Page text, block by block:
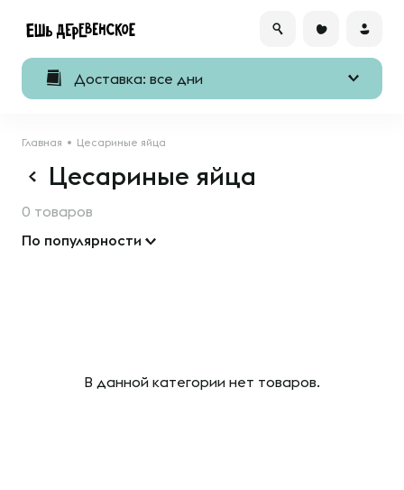
Доставка: все дни
Главная Цесариные яйца
Цесариные яйца
0 товаров
По популярности
В данной категории нет товаров.